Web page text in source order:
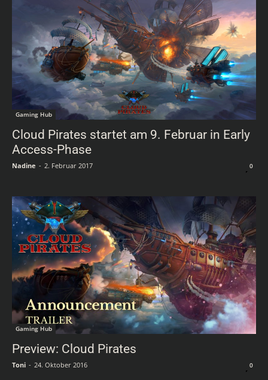
Gaming Hub
Cloud Pirates startet am 9. Februar in Early
Access-Phase
Nadine - 2. Februar 2017 0
Gaming Hub
Preview: Cloud Pirates
Toni - 24. Oktober 2016 0